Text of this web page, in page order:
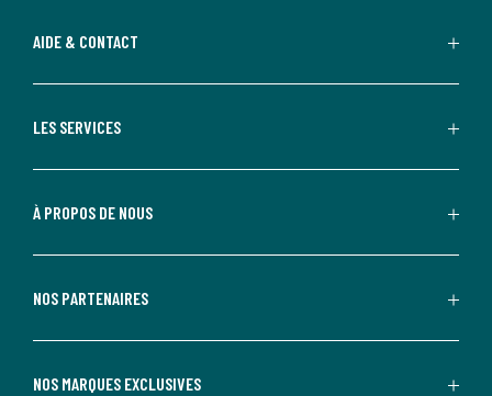
AIDE & CONTACT
LES SERVICES
À PROPOS DE NOUS
NOS PARTENAIRES
NOS MARQUES EXCLUSIVES